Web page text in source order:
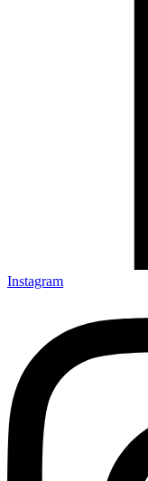
Instagram